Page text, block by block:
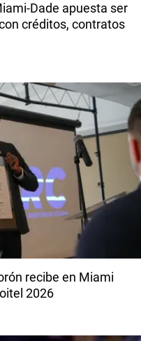
Dade apuesta ser
créditos, contratos
recibe en Miami
2026